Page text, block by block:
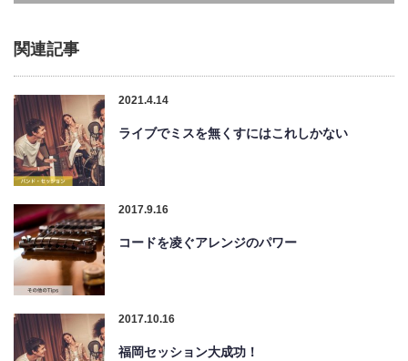
関連記事
2021.4.14
ライブでミスを無くすにはこれしかない
2017.9.16
コードを凌ぐアレンジのパワー
2017.10.16
福岡セッション大成功！